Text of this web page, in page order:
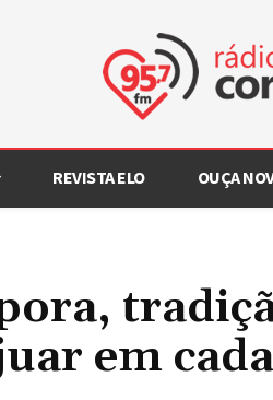
REVISTA ELO OUÇA
em